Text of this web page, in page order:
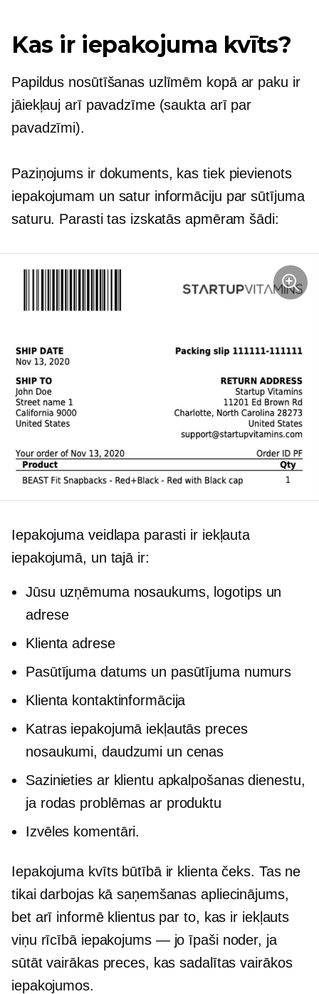
Kas ir iepakojuma kvīts?
Papildus nosūtīšanas uzlīmēm kopā ar paku ir
jāiekļauj arī pavadzīme (saukta arī par
pavadzīmi).
Paziņojums ir dokuments, kas tiek pievienots
iepakojumam un satur informāciju par sūtījuma
saturu. Parasti tas izskatās apmēram šādi:
Iepakojuma veidlapa parasti ir iekļauta
iepakojumā, un tajā ir:
Jūsu uzņēmuma nosaukums, logotips un
adrese
Klienta adrese
Pasūtījuma datums un pasūtījuma numurs
Klienta kontaktinformācija
Katras iepakojumā iekļautās preces
nosaukumi, daudzumi un cenas
Sazinieties ar klientu apkalpošanas dienestu,
ja rodas problēmas ar produktu
Izvēles komentāri.
Iepakojuma kvīts būtībā ir klienta čeks. Tas ne
tikai darbojas kā saņemšanas apliecinājums,
bet arī informē klientus par to, kas ir iekļauts
viņu rīcībā iepakojums — jo īpašinoder, ja
sūtāt vairākas preces, kas sadalītas vairākos
iepakojumos.